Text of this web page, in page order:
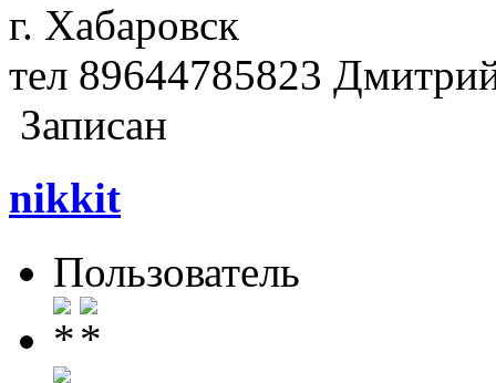
г. Хабаровск
тел 89644785823
Записан
nikkit
Пользователь